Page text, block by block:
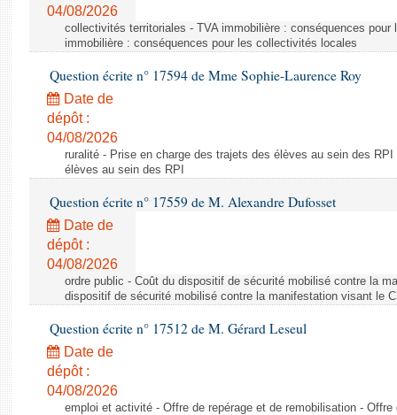
04/08/2026
collectivités territoriales - TVA immobilière : conséquences
immobilière : conséquences pour les collectivités locales
Question écrite n° 17594 de Mme Sophie-Laurence Roy
Date de
dépôt :
04/08/2026
ruralité - Prise en charge des trajets des élèves au sein des
élèves au sein des RPI
Question écrite n° 17559 de M. Alexandre Dufosset
Date de
dépôt :
04/08/2026
ordre public - Coût du dispositif de sécurité mobilisé contre la
dispositif de sécurité mobilisé contre la manifestation visant le
Question écrite n° 17512 de M. Gérard Leseul
Date de
dépôt :
04/08/2026
emploi et activité - Offre de repérage et de remobilisation -